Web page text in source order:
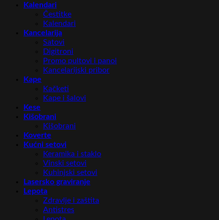
Kalendari
Čestitke
Kalendari
Kancelarija
Satovi
Digitroni
Promo pultovi i panoi
Kancelarijski pribor
Kape
Kačketi
Kape i šalovi
Kese
Kišobrani
Kišobrani
Koverte
Kućni setovi
Keramika i staklo
Vinski setovi
Kuhinjski setovi
Lasersko graviranje
Lepota
Zdravlje i zaštita
Antistres